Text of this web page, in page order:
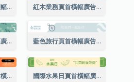
在線醫療諮詢頁首橫幅廣告 紅木業務頁首橫幅廣告
綠色和白色頁首橫幅廣告 藍色旅行頁首橫幅廣告
新帽子折扣商品頁首橫幅廣告 國際水果日頁首橫幅廣告（附標語）